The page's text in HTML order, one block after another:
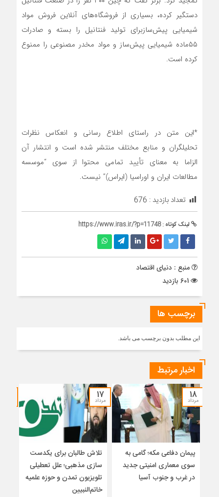
دستگیر کرده، بسیاری از فروشگاه‌های آنلاین فروش مواد
شیمیایی پیش‌سازبرای تولید فنتانیل را بسته و صادرات
۵۵ماده شیمیایی پیش‌ساز و مواد مخدر مصنوعی را ممنوع
کرده است.
*این متن در راستای اطلاع رسانی و انعکاس نظرات
تحلیلگران و منابع مختلف منتشر شده است و انتشار آن
الزاما به معنای تأیید تمامی محتوا از سوی “موسسه
مطالعات ایران و اوراسیا (ایراس)” نیست.
تعداد بازدید : 676
لینک کوتاه :https://www.iras.ir/?p=11748
منبع : دنیای اقتصاد
برچسب ها
این مطلب بدون برچسب می باشد.
اخبار مرتبط
۱۸
مرداد
پیمان دفاعی مکه؛ گامی به
سوی معماری امنیتی جدید
در غرب و جنوب آسیا
۱۷
مرداد
تلاش طالبان برای یکدست
سازی مذهبی؛ علل تعطیلی
تلویزیون تمدن و حوزه علمیه
خاتم‌النبیین